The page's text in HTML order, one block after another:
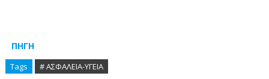
ΠΗΓΗ
Tags # ΑΣΦΑΛΕΙΑ-ΥΓΕΙΑ